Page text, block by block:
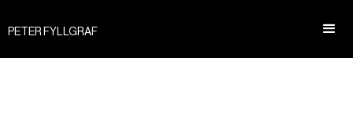
PETER FYLLGRAF